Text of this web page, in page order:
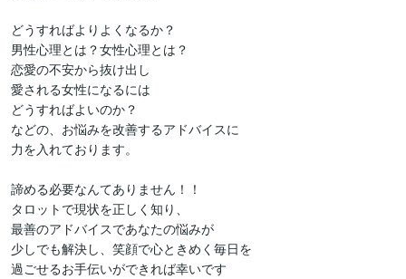
どうすればよりよくなるか？
男性心理とは？女性心理とは？
恋愛の不安から抜け出し
愛される女性になるには
どうすればよいのか？
などの、お悩みを改善するアドバイスに
力を入れております。
諦める必要なんてありません！！
タロットで現状を正しく知り、
最善のアドバイスであなたの悩みが
少しでも解決し、笑顔で心ときめく毎日を
過ごせるお手伝いができれば幸いです